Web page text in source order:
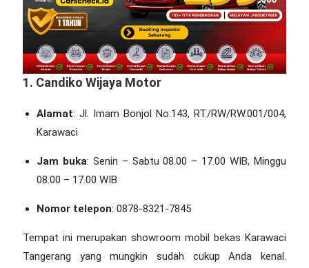
1. Candiko Wijaya Motor
Alamat: Jl. Imam Bonjol No.143, RT./RW/RW.001/004,
Karawaci
Jam buka: Senin – Sabtu 08.00 – 17.00 WIB, Minggu
08.00 – 17.00 WIB
Nomor telepon: 0878-8321-7845
Tempat ini merupakan showroom mobil bekas Karawaci
Tangerang yang mungkin sudah cukup Anda kenal.